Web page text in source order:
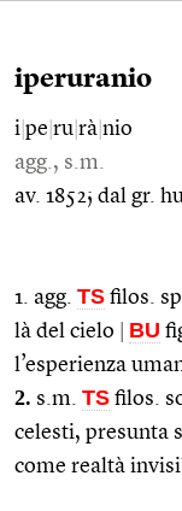
iperuranio
i pe ru rà nio
agg., s.m.
av. 1852; dal gr.
1. agg. TS filos.
là del cielo
BU
l’esperienza
2. s.m. TS filos.
celesti, presunta
come realtà